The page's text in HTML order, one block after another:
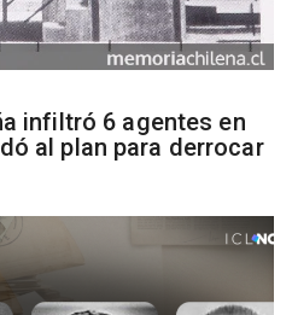
infiltró 6 agentes en
al plan para derrocar